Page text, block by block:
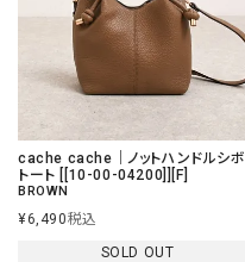
cache cache｜ノットハンドルシボ
トート [[10-00-04200]][F]
BROWN
¥6,490税込
SOLD OUT